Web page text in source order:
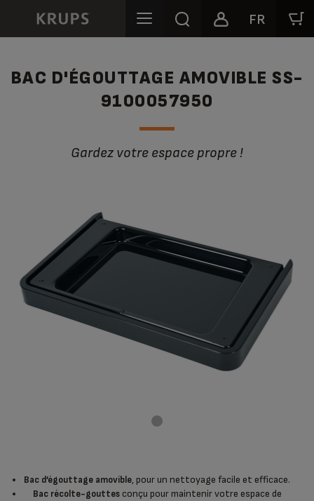
FR
BAC D'ÉGOUTTAGE AMOVIBLE SS-
9100057950
Gardez votre espace propre !
Bac d’égouttage amovible, pour un nettoyage facile et efficace.
Bac récolte-gouttesconçu pour maintenir votre espace de